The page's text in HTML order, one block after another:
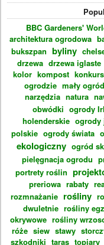
BBC Gardeners'
architektura ogrodowa
bukszpan byliny
drzewa drzewa iglaste
kolor kompost konkurs
ogrodzie mały ogród
narzędzia natura
obwódki ogrody
holenderskie ogrody
polskie ogrody świata
ekologiczny ogród
pielęgnacja ogrodu
portrety roślin
preriowa rabaty
rozmnażanie rośliny
dwuletnie rośliny
okrywowe rośliny
róże siew stawy
szkodniki taras topiary